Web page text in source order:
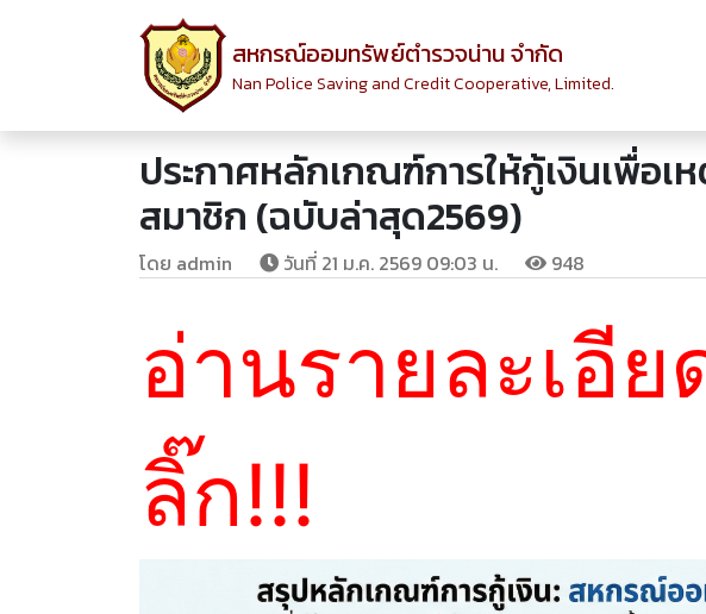
สหกรณ์ออมทรัพย์ตำรวจน่าน จำกัด
Nan Police Saving and Credit Cooperative, Limited.
ประกาศหลักเกณฑ์การให้กู้เงินเพื่อ
สมาชิก (ฉบับล่าสุด2569)
โดย admin วันที่ 21 ม.ค. 2569 09:03 น. 948
อ่านรายละเอีย
ลิ๊ก!!!